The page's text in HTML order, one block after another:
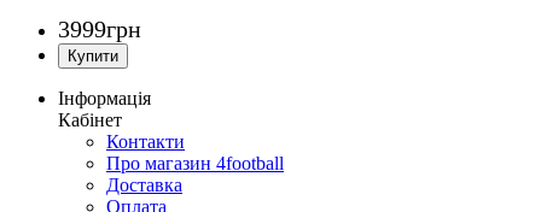
3999грн
Інформація
Кабінет
Контакти
Про магазин 4football
Доставка
Оплата